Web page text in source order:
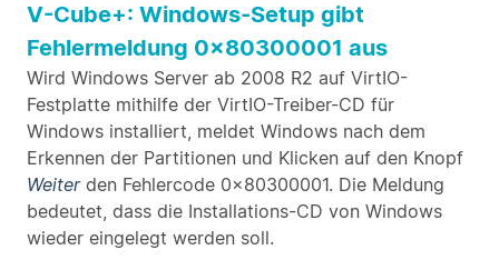
V-Cube+: Windows-Setup gibt
Fehlermeldung 0x80300001 aus
Wird Windows Server ab 2008 R2 auf VirtIO-
Festplatte mithilfe der VirtIO-Treiber-CD für
Windows installiert, meldet Windows nach dem
Erkennen der Partitionen und Klicken auf den Knopf
Weiterden Fehlercode 0x80300001. Die Meldung
bedeutet, dass die Installations-CD von Windows
wieder eingelegt werden soll.